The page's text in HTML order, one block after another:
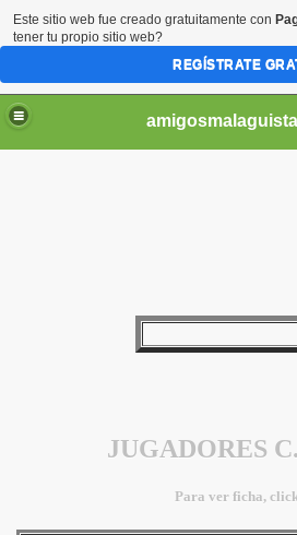
JUGADORES
Para ver ficha,
Este sitio web fue creado gratuitamente con
tener tu propio sitio web?
REGÍSTRATE